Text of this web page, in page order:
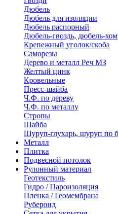
Дюбель
Дюбель для изоляции
Дюбель распорный
Дюбель-гвоздь, дюбель-
Крепежный уголок/скоба
Саморезы
Дерево и металл Реч МЗ
Желтый цинк
Кровельные
Пресс-шайба
Ч.Ф. по дереву
Ч.Ф. по металлу
Стропы
Шайба
Шуруп-глухарь, шуруп по
Металл
Плитка
Подвесной потолок
Рулонный материал
Геотекстиль
Гидро / Пароизоляция
Пленка / Геомембрана
Рубероид